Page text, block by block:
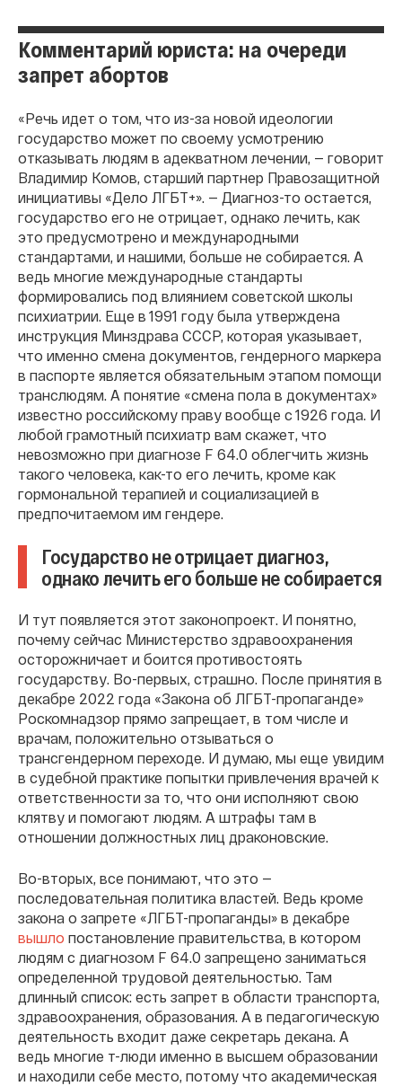
Комментарий юриста: на очереди
запрет абортов
«Речь идет о том, что из-за новой идеологии
государство может по своему усмотрению
отказывать людям в адекватном лечении, — говорит
Владимир Комов, старший партнер Правозащитной
инициативы «Дело ЛГБТ+». — Диагноз-то остается,
государство его не отрицает, однако лечить, как
это предусмотрено и международными
стандартами, и нашими, больше не собирается. А
ведь многие международные стандарты
формировались под влиянием советской школы
психиатрии. Еще в 1991 году была утверждена
инструкция Минздрава СССР, которая указывает,
что именно смена документов, гендерного маркера
в паспорте является обязательным этапом помощи
транслюдям. А понятие «смена пола в документах»
известно российскому праву вообще с 1926 года. И
любой грамотный психиатр вам скажет, что
невозможно при диагнозе F 64.0 облегчить жизнь
такого человека, как-то его лечить, кроме как
гормональной терапией и социализацией в
предпочитаемом им гендере.
Государство не отрицает диагноз,
однако лечить его больше не собирается
И тут появляется этот законопроект. И понятно,
почему сейчас Министерство здравоохранения
осторожничает и боится противостоять
государству. Во-первых, страшно. После принятия в
декабре 2022 года «Закона об ЛГБТ-пропаганде»
Роскомнадзор прямо запрещает, в том числе и
врачам, положительно отзываться о
трансгендерном переходе. И думаю, мы еще увидим
в судебной практике попытки привлечения врачей к
ответственности за то, что они исполняют свою
клятву и помогают людям. А штрафы там в
отношении должностных лиц драконовские.
Во-вторых, все понимают, что это —
последовательная политика властей. Ведь кроме
закона о запрете «ЛГБТ-пропаганды» в декабре
вышло постановление правительства, в котором
людям с диагнозом F 64.0 запрещено заниматься
определенной трудовой деятельностью. Там
длинный список: есть запрет в области транспорта,
здравоохранения, образования. А в педагогическую
деятельность входит даже секретарь декана. А
ведь многие т-люди именно в высшем образовании
и находили себе место, потому что академическая